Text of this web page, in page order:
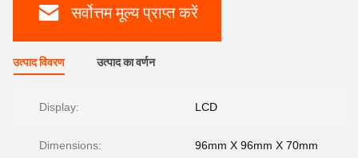
सर्वोत्तम मूल्य प्राप्त करें
उत्पाद विवरण उत्पाद का वर्णन
Display: LCD
Dimensions: 96mm X 96mm X 70mm